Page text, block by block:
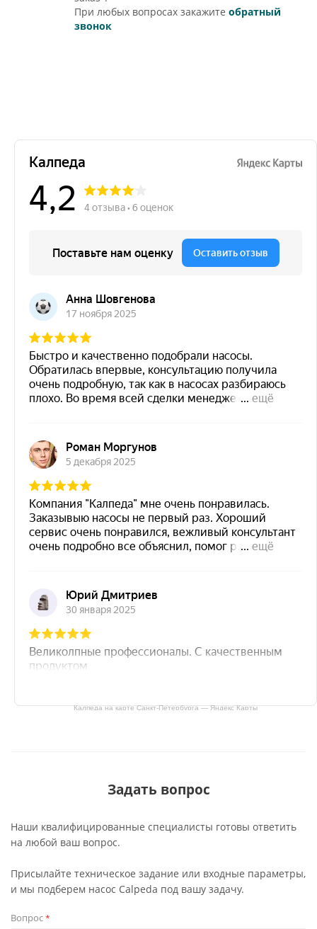
При любых вопросах закажите обратный
звонок
Калпеда на карте Санкт‑Петербурга — Яндекс Карты
Задать вопрос
Наши квалифицированные специалисты готовы ответить
на любой ваш вопрос.
Присылайте техническое задание или входные параметры,
и мы подберем насос Calpeda под вашу задачу.
Вопрос*